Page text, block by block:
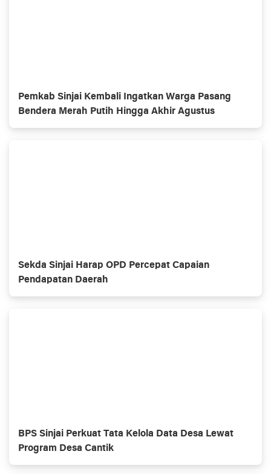
Pemkab Sinjai Kembali Ingatkan Warga Pasang
Bendera Merah Putih Hingga Akhir Agustus
Sekda Sinjai Harap OPD Percepat Capaian
Pendapatan Daerah
BPS Sinjai Perkuat Tata Kelola Data Desa Lewat
Program Desa Cantik